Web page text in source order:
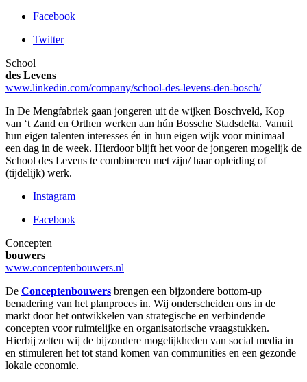
Facebook
Twitter
School
des Levens
www.linkedin.com/company/school-des-levens-den-bosch/
In De Mengfabriek gaan jongeren uit de wijken Boschveld, Kop
van ‘t Zand en Orthen werken aan hún Bossche Stadsdelta. Vanuit
hun eigen talenten interesses én in hun eigen wijk voor minimaal
een dag in de week. Hierdoor blijft het voor de jongeren mogelijk de
School des Levens te combineren met zijn/ haar opleiding of
(tijdelijk) werk.
Instagram
Facebook
Concepten
bouwers
www.conceptenbouwers.nl
De Conceptenbouwers brengen een bijzondere bottom-up
benadering van het planproces in. Wij onderscheiden ons in de
markt door het ontwikkelen van strategische en verbindende
concepten voor ruimtelijke en organisatorische vraagstukken.
Hierbij zetten wij de bijzondere mogelijkheden van social media in
en stimuleren het tot stand komen van communities en een gezonde
lokale economie.